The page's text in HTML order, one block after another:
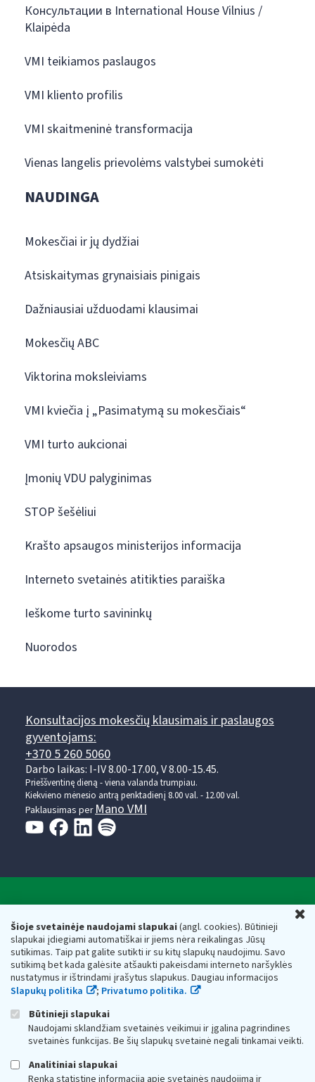
Šioje svetainėje naudojami slapukai(angl. cookies). Būtinieji
slapukai įdiegiami automatiškai ir jiems nėra reikalingas Jūsų
sutikimas. Taip pat galite sutikti ir su kitų slapukų naudojimu. Savo
sutikimą bet kada galėsite atšaukti pakeisdami interneto naršyklės
nustatymus ir ištrindami įrašytus slapukus. Daugiau informacijos
Slapukų politika
; Privatumo politika.
Būtinieji slapukai
Naudojami sklandžiam svetainės veikimui ir įgalina pagrindines
svetainės funkcijas. Be šių slapukų svetainė negali tinkamai veikti.
Analitiniai slapukai
Renka statistinę informaciją apie svetainės naudojimą ir
Консультации в International House Vilnius /
Klaipėda
VMI teikiamos paslaugos
VMI kliento profilis
VMI skaitmeninė transformacija
Vienas langelis prievolėms valstybei sumokėti
NAUDINGA
Mokesčiai ir jų dydžiai
Atsiskaitymas grynaisiais pinigais
Dažniausiai užduodami klausimai
Mokesčių ABC
Viktorina moksleiviams
VMI kviečia į „Pasimatymą su mokesčiais“
VMI turto aukcionai
Įmonių VDU palyginimas
STOP šešėliui
Krašto apsaugos ministerijos informacija
Interneto svetainės atitikties paraiška
Ieškome turto savininkų
Nuorodos
Konsultacijos mokesčių klausimais ir paslaugos
gyventojams:
+370 5 260 5060
Darbo laikas: I-IV 8.00-17.00, V 8.00-15.45.
Prieššventinę dieną - viena valanda trumpiau.
Kiekvieno mėnesio antrą penktadienį 8.00 val. - 12.00 val.
Paklausimas perMano VMI
Valstybinė mokesčių inspekcija prie Lietuvos
Respublikos finansų ministerijos
Biudžetinė įstaiga. Juridinio asmens kodas — 188659752,
adresas: Vasario 16-osios g. 14, 01107 Vilnius, Lietuva, el.paštas:
vmi@vmi.lt , E. pristatymo dėžutės adresas 188659752
Duomenys apie Valstybinę mokesčių inspekciją prie Lietuvos
Respublikos finansų ministerijos kaupiami ir saugomi Juridinių